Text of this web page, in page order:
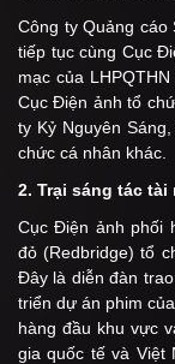
Công ty Quảng cáo
tiếp tục cùng Cục
mạc của
Cục Điện ảnh tổ
ty Kỷ Nguyên
chức cá nhân khác.
2. Trại sáng tác
Cục Điện ảnh phối
đỏ (Redbridge) tổ
Đây là diễn đàn
triển dự án phim
hàng đầu khu vực
gia quốc tế và Việt